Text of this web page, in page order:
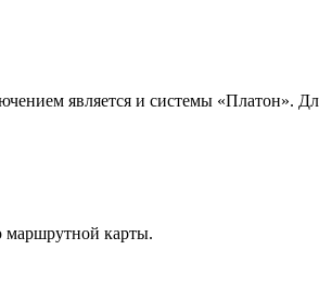
является и системы «Платон».
маршрутной карты.